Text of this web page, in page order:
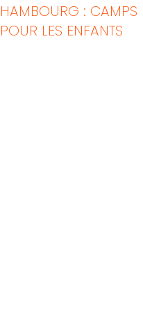
HAMBOURG : CAMPS
POUR LES ENFANTS